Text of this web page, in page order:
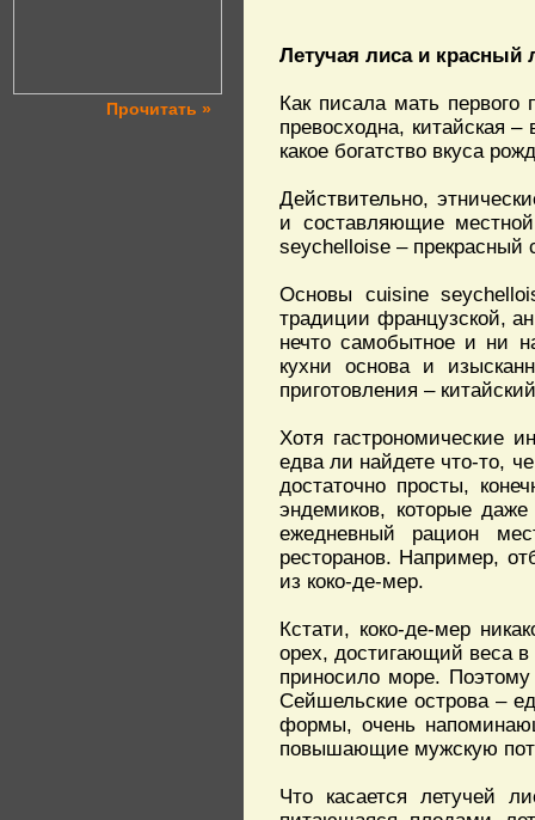
Прочитать »
Летучая лиса и красный
Как писала мать первого
превосходна, китайская
какое богатство вкуса
Действительно,
и составляющие
seychelloise –
Основы сuisine
традиции французской,
нечто самобытное и ни
кухни основа и
приготовления –
Хотя гастрономические
едва ли найдете что-то,
достаточно просты,
эндемиков, которые
ежедневный рацион
ресторанов. Например,
из коко-де-мер.
Кстати, коко-де-мер
орех, достигающий веса в
приносило море.
Сейшельские острова –
формы, очень
повышающие мужскую
Что касается летучей